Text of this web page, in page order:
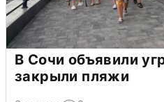
В Сочи объявили
закрыли пляжи